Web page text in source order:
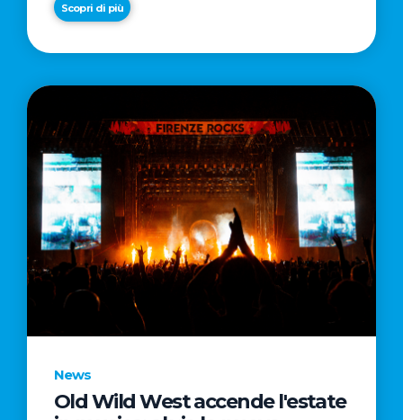
Scopri di più
News
Old Wild West accende l'estate